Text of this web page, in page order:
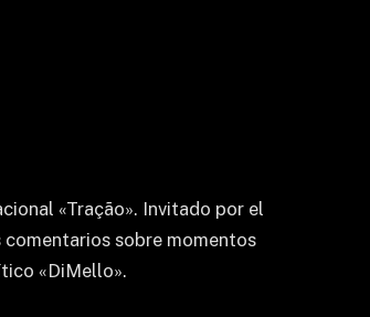
«Tração». Invitado por el
sobre momentos
«DiMello».